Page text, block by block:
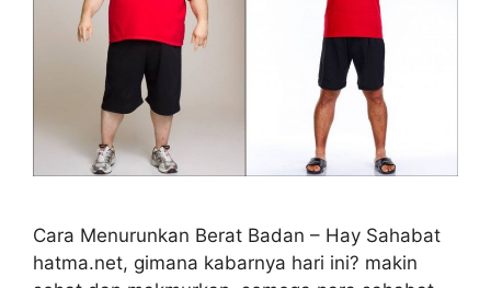
Cara Menurunkan Berat Badan – Hay Sahabat
hatma.net, gimana kabarnya hari ini? makin